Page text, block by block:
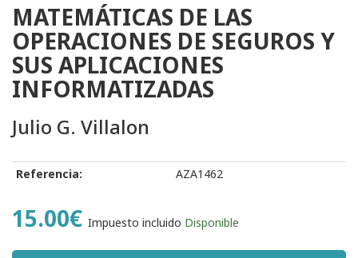
MATEMÁTICAS DE LAS
OPERACIONES DE SEGUROS Y
SUS APLICACIONES
INFORMATIZADAS
Julio G. Villalon
Referencia: AZA1462
15.00€ Impuesto incluido Disponible